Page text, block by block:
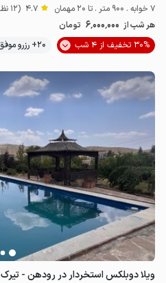
7 خوابه . 900 متر . تا 20 مهمان 4.7 (12 نظر)
هر شب از 6٬000٬000 تومان
30% تخفیف از 4 شب
20+ رزرو موفق
ویلا دوبلکس استخردار در رودهن - تیرک